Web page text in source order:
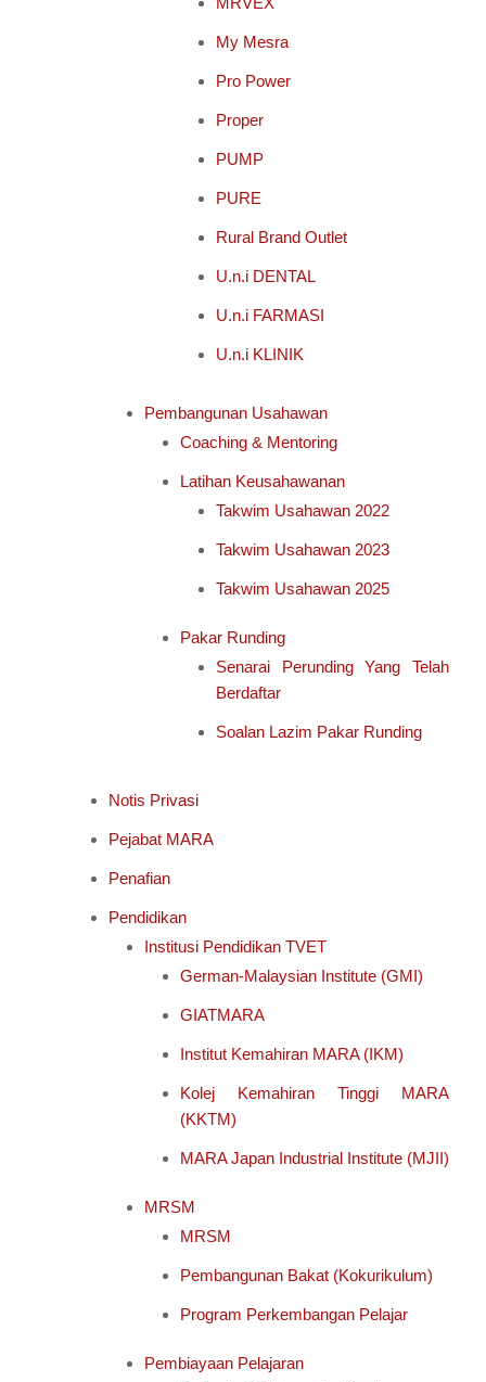
My Mesra
Pro Power
Proper
PUMP
PURE
Rural Brand Outlet
U.n.i DENTAL
U.n.i FARMASI
U.n.i KLINIK
Pembangunan Usahawan
Coaching & Mentoring
Latihan Keusahawanan
Takwim Usahawan 2022
Takwim Usahawan 2023
Takwim Usahawan 2025
Pakar Runding
Senarai Perunding Yang Telah
Berdaftar
Soalan Lazim Pakar Runding
Notis Privasi
Pejabat MARA
Penafian
Pendidikan
Institusi Pendidikan TVET
German-Malaysian Institute (GMI)
GIATMARA
Institut Kemahiran MARA (IKM)
Kolej Kemahiran Tinggi MARA
(KKTM)
MARA Japan Industrial Institute (MJII)
MRSM
MRSM
Pembangunan Bakat (Kokurikulum)
Program Perkembangan Pelajar
Pembiayaan Pelajaran